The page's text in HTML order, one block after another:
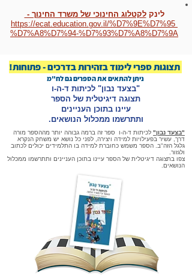
לינקלקטלוג החינוכי של משרד החינוך -
https://ecat.education.gov.il/%D7%9E%D7%95
%D7%A8%D7%94-%D7%93%D7%A8%D7%9A
תצוגות ספרי לימוד בזהירות בדרכים - פתוחות!
ניתן להתאים את הספרים גם לח"מ
"בצעד נבון" לכיתות ד-ה-ו
תצוגה דיגיטלית של הספר
עיינו בתוכן העניינים
ותתרשמו ממכלול הנושאים.
"בצעד נבון" לכיתות ד-ה-ו ספר זה ברמה גבוהה יותר מההספר מורה
דרך, עשיר בפעילויות למידה ויצירה, לפני כל נושא יש משחק הנקרא
גלגל הזה"ב. הספר משמש כחוברת למידה בו התלמידים יכולים לכתוב
ולגזור.
צפו בתצוגה דיגיטלית של הספר עיינו בתוכן העניינים ותתרשמו ממכלול
הנושאים.